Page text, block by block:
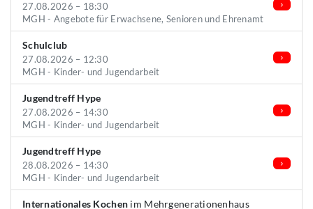
27.08.2026 – 18:30
MGH - Angebote für Erwachsene, Senioren und Ehrenamt
Schulclub
27.08.2026 – 12:30
MGH - Kinder- und Jugendarbeit
Jugendtreff Hype
27.08.2026 – 14:30
MGH - Kinder- und Jugendarbeit
Jugendtreff Hype
28.08.2026 – 14:30
MGH - Kinder- und Jugendarbeit
Internationales Kochen im Mehrgenerationenhaus